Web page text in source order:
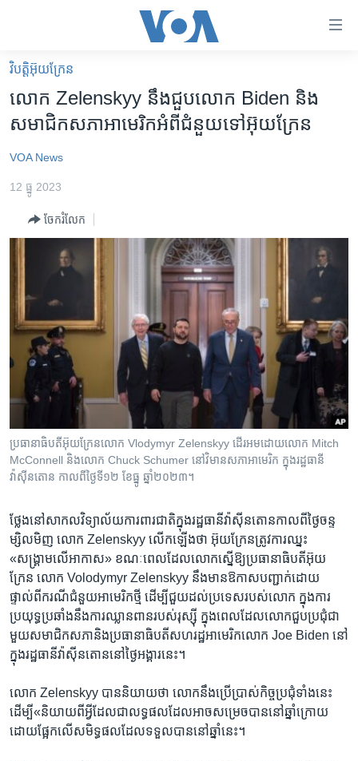
គេហទំព័រ​
ទាក់ទង
និង​
ទំព័រ​
ចូល​
រចនា
សម្ព័ន្ធ​
រំលង​
ទៅ​
កាន់​
ស្វែង​
អន្តរជាតិ
ហេឡូវីអូអេ
កម្ពុជាច្នៃប្រតិដ្ឋ
ព្រឹត្តិការណ៍ព័ត៌មាន
វិទ្យុ / ផតខាសថ៍
កម្មវិធីទាំងអស់
Khmer English
បណ្តាញ​សង្គម
វិបត្តិអ៊ុយក្រែន
លោក Zelenskyy នឹងជួបលោក Biden និង
សមាជិកសភាអាមេរិកអំពីជំនួយទៅអ៊ុយក្រែន
VOA News
12 ធ្នូ 2023
ចែករំលែក
ប្រធានាធិបតីអ៊ុយក្រែនលោក Vlodymyr Zelenskyy ដើរអមដោយលោក Mitch
McConnell និងលោក Chuck Schumer នៅវិមានសភាអាមេរិក ក្នុងរដ្ឋធានី
វ៉ាស៊ីនតោន កាលពីថ្ងៃទី១២ ខែធ្នូ ឆ្នាំ២០២៣។
ថ្លែង​នៅ​សាកល​វិទ្យាល័យ​ការពារជាតិ​ក្នុង​រដ្ឋធានី​វ៉ាស៊ីនតោន​កាល​ពី​ថ្ងៃ​ចន្ទ​
ម្សិលមិញ​ ​លោក Zelenskyy លើក​ឡើង​ថា​ ​អ៊ុយក្រែន​ត្រូវការ​ឈ្នះ​
«សង្គ្រាមលើ​អាកាស​» ខណៈពេលដែល​លោកស្នើ​ឱ្យ​ប្រធានាធិបតី​អ៊ុយ
ក្រែន​ លោក Volodymyr Zelenskyy នឹង​មាន​ឱកាស​បញ្ជាក់​ដោយ​
ផ្ទាល់ពី​ករណី​ជំនួយ​អាមេរិក​ថ្មី ដើម្បី​ជួយ​ដល់​ប្រទេស​របស់​លោក​ ក្នុង​ការ​
ប្រយុទ្ធប្រឆាំង​នឹង​ការ​ឈ្លានពាន​របស់​រុស្ស៊ី​ ​ក្នុង​ពេល​ដែល​លោកជួប​ប្រជុំ​ជា​
មួយសមាជិក​សភា​និង​ប្រធានាធិបតីសហរដ្ឋអាមេរិក​លោក​ Joe Biden នៅ​
ក្នុង​រដ្ឋធានី​វ៉ាស៊ីនតោននៅ​ថ្ងៃ​អង្គារ​នេះ។ ​ ​
លោក​ Zelenskyy បាន​និយាយ​ថា​ លោក​នឹងប្រើប្រាស់​កិច្ចប្រជុំ​ទាំង​នេះ​ ​
ដើម្បី​«និយាយ​ពីអ្វី​ដែលជា​លទ្ធផល​ដែល​អាច​សម្រេច​បាននៅ​ឆ្នាំ​ក្រោយ​
ដោយ​ផ្អែក​លើ​សមិទ្ធផល​ដែល​ទទួល​បាន​នៅ​ឆ្នាំនេះ។